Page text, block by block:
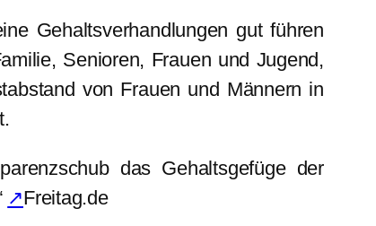
Gehaltsverhandlungen gut führen
Senioren, Frauen und Jugend,
von Frauen und Männern in
das Gehaltsgefüge der
↗Freitag.de